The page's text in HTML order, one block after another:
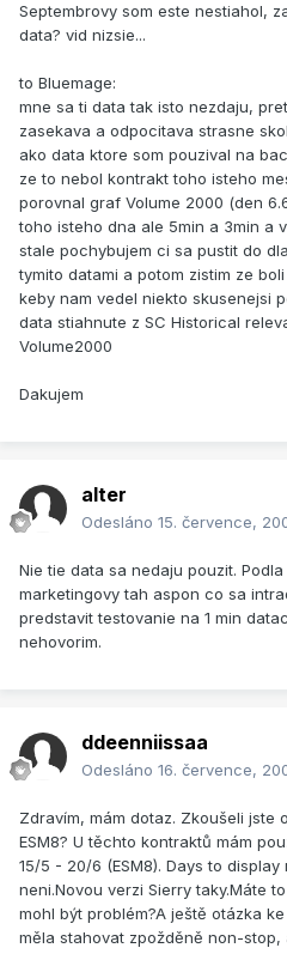
Septembrovy som este nestiahol,
data? vid nizsie...
to Bluemage:
mne sa ti data tak isto nezdaju,
zasekava a odpocitava strasne
ako data ktore som pouzival na
ze to nebol kontrakt toho isteho
porovnal graf Volume 2000 (den
toho isteho dna ale 5min a 3min a
stale pochybujem ci sa pustit do
tymito datami a potom zistim ze
keby nam vedel niekto skusenejsi
data stiahnute z SC Historical
Volume2000
Dakujem
alter
Odesláno 15. července,
Nie tie data sa nedaju pouzit.
marketingovy tah aspon co sa
predstavit testovanie na 1 min
nehovorim.
ddeenniissaa
Odesláno 16. července,
Zdravím, mám dotaz. Zkoušeli jste
ESM8? U těchto kontraktů mám
15/5 - 20/6 (ESM8). Days to display
neni.Novou verzi Sierry taky.Máte
mohl být problém?A ještě otázka
měla stahovat zpožděně non-stop,